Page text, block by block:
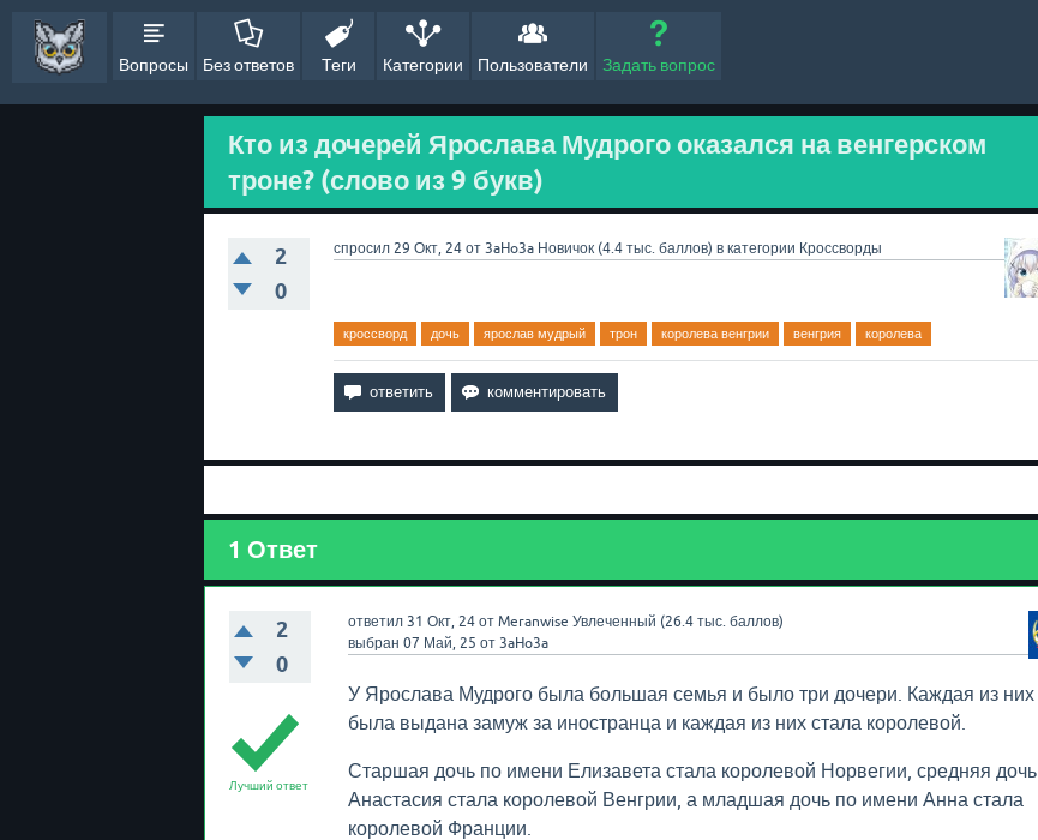
Вопросы Без ответов Теги Категории Пользователи Задать вопрос
Кто из дочерей Ярослава Мудрого оказался на венгерском
троне? (слово из 9 букв)
2
0
спросил 29 Окт, 24 от 3aHo3a Новичок (4.4 тыс. баллов) в категории Кроссворды
кроссворд дочь ярослав мудрый трон королева венгрии венгрия королева
1 Ответ
2
0
ответил 31 Окт, 24 от Meranwise Увлеченный (26.4 тыс.баллов)
выбран 07 Май, 25 от 3aHo3a
Лучший ответ
У Ярослава Мудрого была большая семья и было три дочери. Каждая из них
была выдана замуж за иностранца и каждая из них стала королевой.
Старшая дочь по имени Елизавета стала королевой Норвегии, средняя дочь
Анастасия стала королевой Венгрии, а младшая дочь по имени Анна стала
королевой Франции.